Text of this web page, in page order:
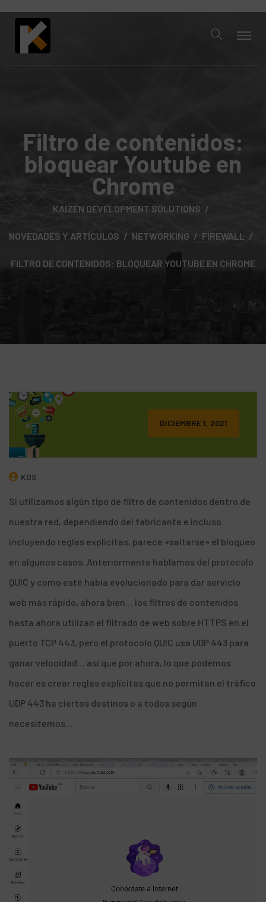
Filtro de contenidos:
bloquear Youtube en
Chrome
KAIZEN DEVELOPMENT SOLUTIONS
NOVEDADES Y ARTÍCULOS NETWORKING FIREWALL
FILTRO DE CONTENIDOS: BLOQUEAR YOUTUBE EN CHROME
DICIEMBRE 1, 2021
KDS
Si utilizamos algún tipo de filtro de contenidos dentro de
nuestra red, dependiendo del fabricante e incluso
incluyendo reglas explícitas, parece «saltarse» el bloqueo
en algunos casos. Anteriormente hablamos del protocolo
QUIC y como esté había evolucionado para dar servicio
web más rápido, ahora bien… los filtros de contenidos
hasta ahora utilizan el filtrado de web sobre HTTPS en el
puerto TCP 443, pero el protocolo QUIC usa UDP 443 para
ganar velocidad… así que por ahora, lo que podemos
hacer es crear reglas explícitas que no permitan el tráfico
UDP 443 ha ciertos destinos o a todos según
necesitemos…